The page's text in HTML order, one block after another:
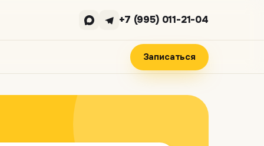
+7 (995) 011-21-04
Записаться